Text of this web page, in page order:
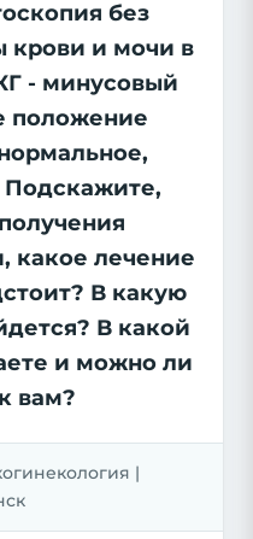
без
крови и мочи в
- минусовый
положение
Подскажите,
какое лечение
В какую
В какой
и можно ли
вам?
|